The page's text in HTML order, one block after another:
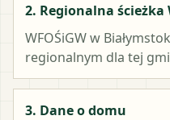
2. Regionalna ścieżka
WFOŚiGW w
regionalnym dla tej
3. Dane o domu